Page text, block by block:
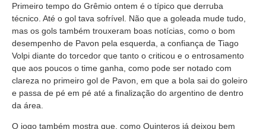
Primeiro tempo do Grêmio ontem é o típico que derruba
técnico. Até o gol tava sofrível. Não que a goleada mude tudo,
mas os gols também trouxeram boas notícias, como o bom
desempenho de Pavon pela esquerda, a confiança de Tiago
Volpi diante do torcedor que tanto o criticou e o entrosamento
que aos poucos o time ganha, como pode ser notado com
clareza no primeiro gol de Pavon, em que a bola sai do goleiro
e passa de pé em pé até a finalização do argentino de dentro
da área.
O jogo também mostra que, como Quinteros já deixou bem